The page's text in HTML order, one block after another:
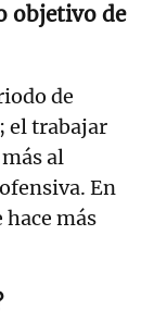
objetivo de
de
el trabajar
al
En
hace más